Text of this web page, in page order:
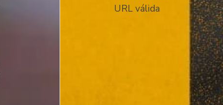
URL válida